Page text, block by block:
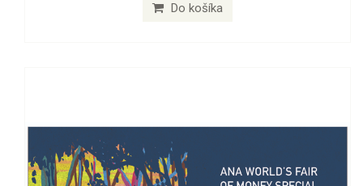
Do košíka